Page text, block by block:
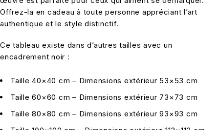
Offrez-la en cadeau à toute personne appréciant l’art
authentique et le style distinctif.
Ce tableau existe dans d’autres tailles avec un
encadrement noir :
Taille 40×40 cm – Dimensions extérieur 53×53 cm
Taille 60×60 cm – Dimensions extérieur 73×73 cm
Taille 80×80 cm – Dimensions extérieur 93×93 cm